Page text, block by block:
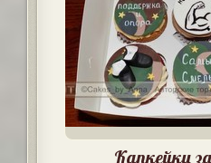
Капкейки